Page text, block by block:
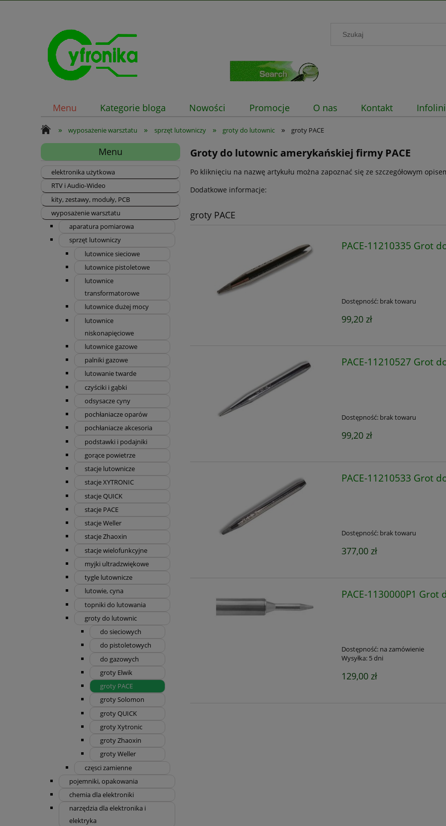
Menu Kategorie bloga Nowości Promocje O nas Kontakt
» wyposażenie warsztatu » sprzęt lutowniczy » groty do lutownic » groty PACE
Menu
elektronika użytkowa
RTV i Audio-Wideo
kity, zestawy, moduły, PCB
wyposażenie warsztatu
aparatura pomiarowa
sprzęt lutowniczy
lutownice sieciowe
lutownice pistoletowe
lutownice
transformatorowe
lutownice dużej mocy
lutownice
niskonapięciowe
lutownice gazowe
palniki gazowe
lutowanie twarde
czyściki i gąbki
odsysacze cyny
pochłaniacze oparów
pochłaniacze akcesoria
podstawki i podajniki
gorące powietrze
stacje lutownicze
stacje XYTRONIC
stacje QUICK
stacje PACE
stacje Weller
stacje Zhaoxin
stacje wielofunkcyjne
myjki ultradzwiękowe
tygle lutownicze
lutowie, cyna
topniki do lutowania
groty do lutownic
do sieciowych
do pistoletowych
do gazowych
groty Elwik
groty PACE
groty Solomon
groty QUICK
groty Xytronic
groty Zhaoxin
groty Weller
częsci zamienne
pojemniki, opakowania
chemia dla elektroniki
narzędzia dla elektronika i
elektryka
Groty do lutownic amerykańskiej firmy PACE
Po kliknięciu na nazwę artykułu można zapoznać się ze szczegółowym
Dodatkowe informacje:
groty PACE
PACE-11210335 Grot
Dostępność: brak towaru
99,20 zł
PACE-11210527 Grot
Dostępność: brak towaru
99,20 zł
PACE-11210533 Grot
Dostępność: brak towaru
377,00 zł
PACE-1130000P1
Dostępność: na zamówienie
Wysyłka: 5 dni
129,00 zł